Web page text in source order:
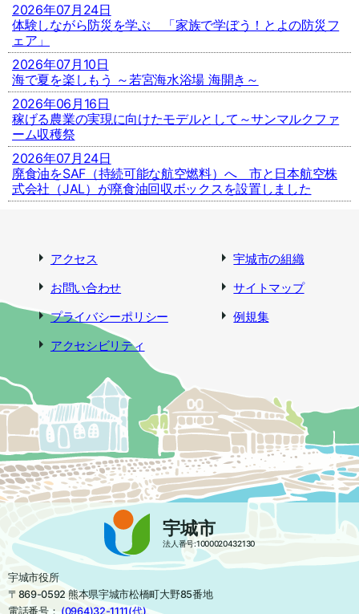
2026年07月24日
体験しながら防災を学ぶ 「家族で学ぼう！とよの防災フ
ェア」
2026年07月10日
海で夏を楽しもう ～若宮海水浴場 海開き～
2026年06月16日
稼げる農業の実現に向けたモデルとして～サンマルクファ
ーム収穫祭
2026年07月24日
廃食油をSAF（持続可能な航空燃料）へ 市と日本航空株
式会社（JAL）が廃食油回収ボックスを設置しました
アクセス
宇城市の組織
お問い合わせ
サイトマップ
プライバシーポリシー
例規集
アクセシビリティ
宇城市
法人番号:1000020432130
宇城市役所
〒869-0592 熊本県宇城市松橋町大野85番地
電話番号： (0964)32-1111(代)